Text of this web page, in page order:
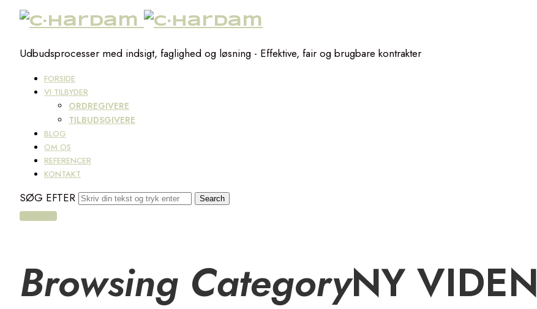
C·Hardam
Udbudsprocesser med indsigt, faglighed og løsning - Effektive, fair og brugbare kontrakter
FORSIDE
VI TILBYDER
ORDREGIVERE
TILBUDSGIVERE
BLOG
OM OS
REFERENCER
KONTAKT
SØG EFTER
Browsing CategoryNY VIDEN